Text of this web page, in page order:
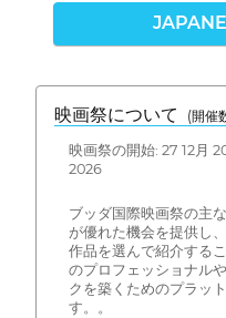
映画祭について (開催
映画祭の開始: 27 12月
2026
ブッダ国際映画祭の主
が優れた機会を提供し
作品を選んで紹介する
のプロフェッショナル
クを築くためのプラッ
す。。